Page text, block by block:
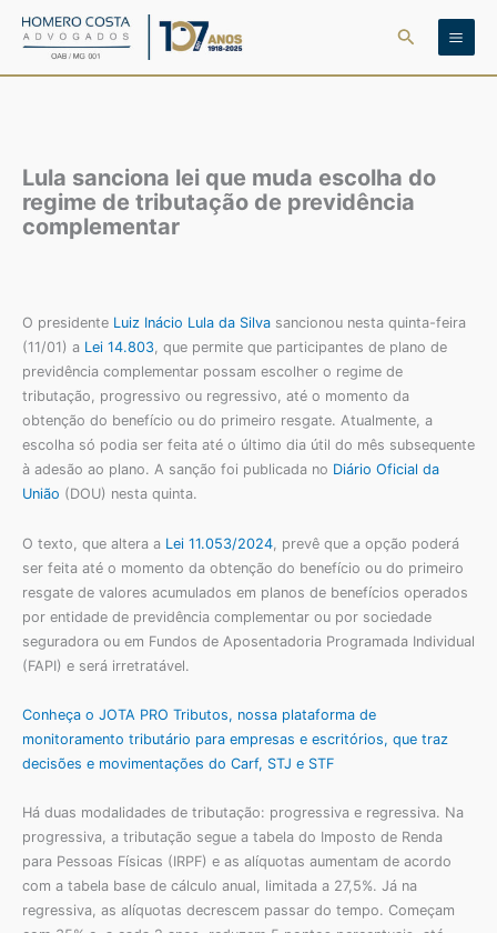
para
Pesquisar
Lula sanciona lei que muda escolha do
regime de tributação de previdência
complementar
O presidente Luiz Inácio Lula da Silva sancionou nesta quinta-feira
(11/01) a Lei 14.803, que permite que participantes de plano de
previdência complementar possam escolher o regime de
tributação, progressivo ou regressivo, até o momento da
obtenção do benefício ou do primeiro resgate. Atualmente, a
escolha só podia ser feita até o último dia útil do mês subsequente
à adesão ao plano. A sanção foi publicada no Diário Oficial da
União (DOU) nesta quinta.
O texto, que altera a Lei 11.053/2024 , prevê que a opção poderá
ser feita até o momento da obtenção do benefício ou do primeiro
resgate de valores acumulados em planos de benefícios operados
por entidade de previdência complementar ou por sociedade
seguradora ou em Fundos de Aposentadoria Programada Individual
(FAPI) e será irretratável.
Conheça o JOTA PRO Tributos, nossa plataforma de
monitoramento tributário para empresas e escritórios, que traz
decisões e movimentações do Carf, STJ e STF
Há duas modalidades de tributação: progressiva e regressiva. Na
progressiva, a tributação segue a tabela do Imposto de Renda
para Pessoas Físicas (IRPF) e as alíquotas aumentam de acordo
com a tabela base de cálculo anual, limitada a 27,5%. Já na
regressiva, as alíquotas decrescem passar do tempo. Começam